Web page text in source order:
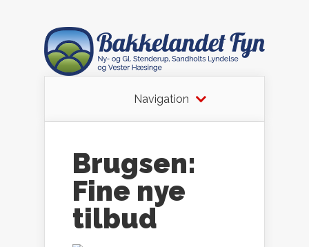
Navigation
Brugsen:
Fine nye
tilbud